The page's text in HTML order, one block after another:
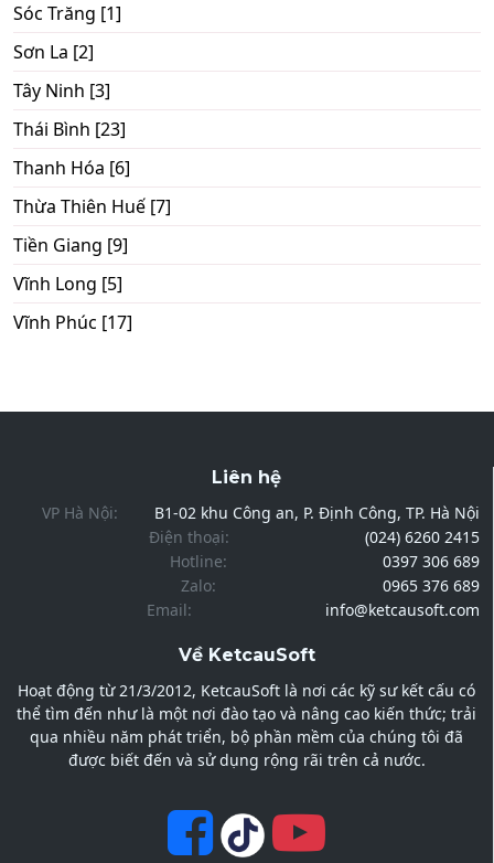
Sóc Trăng [1]
Sơn La [2]
Tây Ninh [3]
Thái Bình [23]
Thanh Hóa [6]
Thừa Thiên Huế [7]
Tiền Giang [9]
Vĩnh Long [5]
Vĩnh Phúc [17]
Liên hệ
VP Hà Nội:
B1-02 khu Công an, P. Định Công, TP. Hà Nội
Điện thoại:
(024) 6260 2415
Hotline:
0397 306 689
Zalo:
0965 376 689
Email:
info@ketcausoft.com
Về KetcauSoft
Hoạt động từ 21/3/2012, KetcauSoft là nơi các kỹ sư kết cấu có
thể tìm đến như là một nơi đào tạo và nâng cao kiến thức; trải
qua nhiều năm phát triển, bộ phần mềm của chúng tôi đã
được biết đến và sử dụng rộng rãi trên cả nước.